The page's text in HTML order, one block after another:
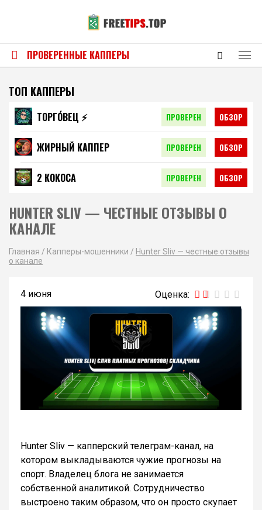
ПРОВЕРЕННЫЕ КАППЕРЫ
ТОП КАППЕРЫ
ТОРГО́ВЕЦ ⚡️ ПРОВЕРЕН ОБЗОР
ЖИРНЫЙ КАППЕР ПРОВЕРЕН ОБЗОР
2 КОКОСА ПРОВЕРЕН ОБЗОР
HUNTER SLIV — ЧЕСТНЫЕ ОТЗЫВЫ О
КАНАЛЕ
Главная / Капперы-мошенники / Hunter Sliv — честные отзывы
о канале
4 июня
Hunter Sliv — капперский телеграм-канал, на
котором выкладываются чужие прогнозы на
спорт. Владелец блога не занимается
собственной аналитикой. Сотрудничество
выстроено таким образом, что он просто скупает